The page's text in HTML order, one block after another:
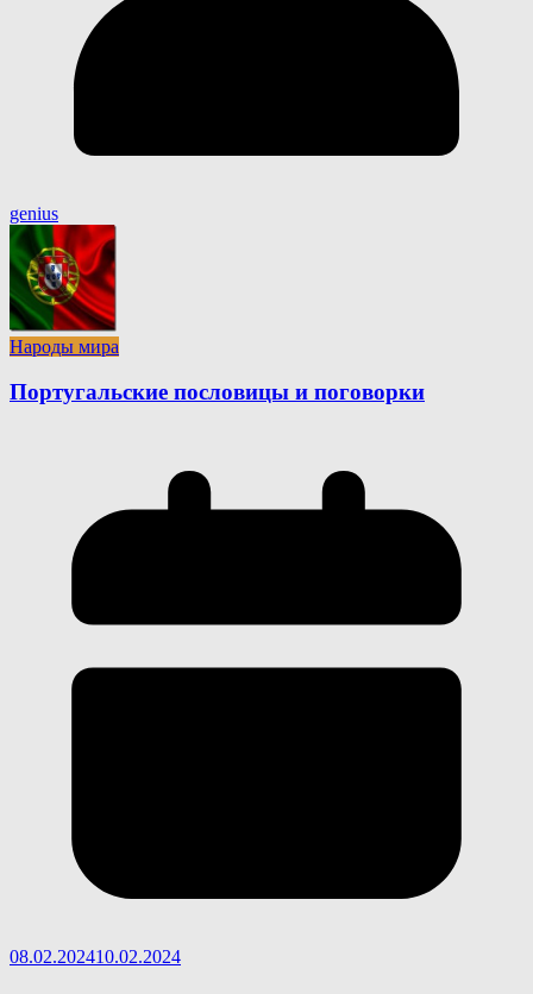
genius
Народы мира
Португальские пословицы и поговорки
08.02.202410.02.2024